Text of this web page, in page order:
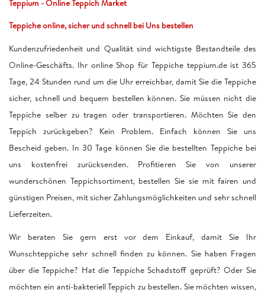
Teppium - Online Teppich Market
Teppiche online, sicher und schnell bei Uns bestellen
Kundenzufriedenheit und Qualität sind wichtigste Bestandteile des
Online-Geschäfts. Ihr online Shop für Teppiche teppium.de ist 365
Tage, 24 Stunden rund um die Uhr erreichbar, damit Sie die Teppiche
sicher, schnell und bequem bestellen können. Sie müssen nicht die
Teppiche selber zu tragen oder transportieren. Möchten Sie den
Teppich zurückgeben? Kein Problem. Einfach können Sie uns
Bescheid geben. In 30 Tage können Sie die bestellten Teppiche bei
uns kostenfrei zurücksenden. Profitieren Sie von unserer
wunderschönen Teppichsortiment, bestellen Sie sie mit fairen und
günstigen Preisen, mit sicher Zahlungsmöglichkeiten und sehr schnell
Lieferzeiten.
Wir beraten Sie gern erst vor dem Einkauf, damit Sie Ihr
Wunschteppiche sehr schnell finden zu können. Sie haben Fragen
über die Teppiche? Hat die Teppiche Schadstoff geprüft? Oder Sie
möchten ein anti-bakteriell Teppich zu bestellen. Sie möchten wissen,